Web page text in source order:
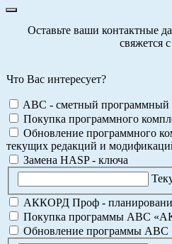
Оставьте ваши контактные
свяжется
Что Вас интересует?
ABC - сметный программный
Покупка программного
Обновление программного
текущих редакций и
Замена HASP - ключа
АККОРД Проф -
Покупка программы АВС
Обновление программы